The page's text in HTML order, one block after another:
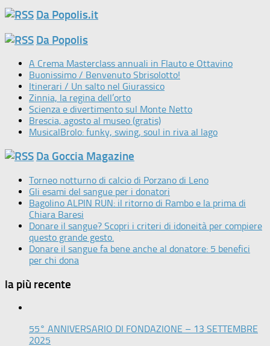
Da Popolis.it
Da Popolis
A Crema Masterclass annuali in Flauto e Ottavino
Buonissimo / Benvenuto Sbrisolotto!
Itinerari / Un salto nel Giurassico
Zinnia, la regina dell’orto
Scienza e divertimento sul Monte Netto
Brescia, agosto al museo (gratis)
MusicalBrolo: funky, swing, soul in riva al lago
Da Goccia Magazine
Torneo notturno di calcio di Porzano di Leno
Gli esami del sangue per i donatori
Bagolino ALPIN RUN: il ritorno di Rambo e la prima di
Chiara Baresi
Donare il sangue? Scopri i criteri di idoneità per compiere
questo grande gesto.
Donare il sangue fa bene anche al donatore: 5 benefici
per chi dona
la più recente
55° ANNIVERSARIO DI FONDAZIONE – 13 SETTEMBRE
2025